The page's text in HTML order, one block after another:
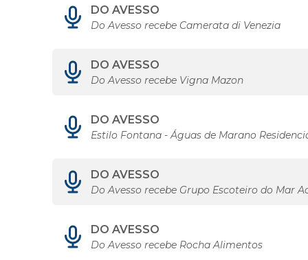
DO AVESSO
Do Avesso recebe Camerata di Venezia
DO AVESSO
Do Avesso recebe Vigna Mazon
DO AVESSO
Estilo Fontana - Águas de Marano
DO AVESSO
Do Avesso recebe Grupo Escoteiro do Mar
DO AVESSO
Do Avesso recebe Rocha Alimentos